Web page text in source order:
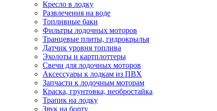
Кресло в лодку
Развлечения на воде
Топливные баки
Фильтры лодочных моторов
Транцевые плиты, гидрокрылья
Датчик уровня топлива
Эхолоты и картплоттеры
Cвечи для лодочных моторов
Аксессуары к лодкам из ПВХ
Запчасти к лодочным моторам
Краска, грунтовка, необростайка
Трапик на лодку
Звук на борту